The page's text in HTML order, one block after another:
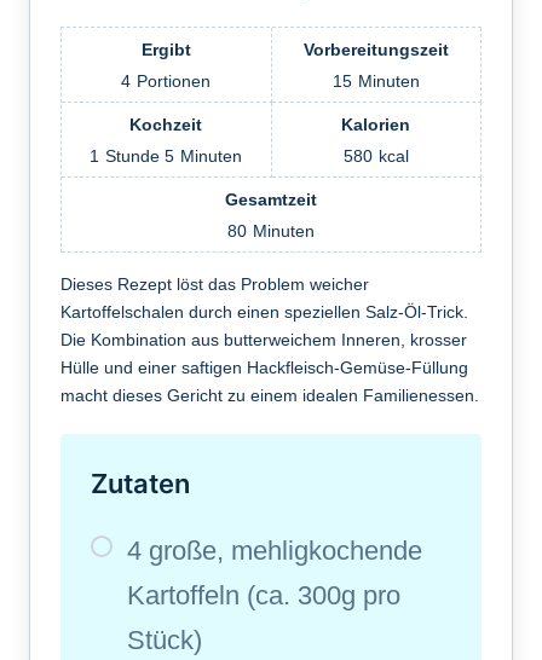
Ergibt
4 Portionen
Vorbereitungszeit
15 Minuten
Kochzeit
1 Stunde5 Minuten
Kalorien
580 kcal
Gesamtzeit
80 Minuten
Dieses Rezept löst das Problem weicher
Kartoffelschalen durch einen speziellen Salz-Öl-Trick.
Die Kombination aus butterweichem Inneren, krosser
Hülle und einer saftigen Hackfleisch-Gemüse-Füllung
macht dieses Gericht zu einem idealen Familienessen.
Zutaten
4 große, mehligkochende
Kartoffeln (ca. 300g pro
Stück)